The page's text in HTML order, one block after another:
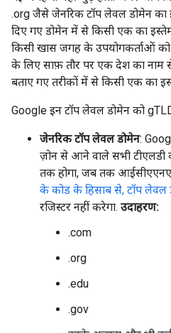
.org जैसे जेनरिक टॉप लेवल डोमेन का
दिए गए डोमेन में से किसी एक का
किसी खास जगह के उपयोगकर्ताओं को
के लिए साफ़ तौर पर एक देश का
बताए गए तरीकों में से किसी एक का
Google इन टॉप लेवल डोमेन को
जेनरिक टॉप लेवल डोमेन:
ज़ोन से आने वाले सभी टीएलडी
तक होगा, जब तक
के कोड के हिसाब से, टॉप लेवल
रजिस्टर नहीं करेगा. उदाहरण:
.com
.org
.edu
.gov